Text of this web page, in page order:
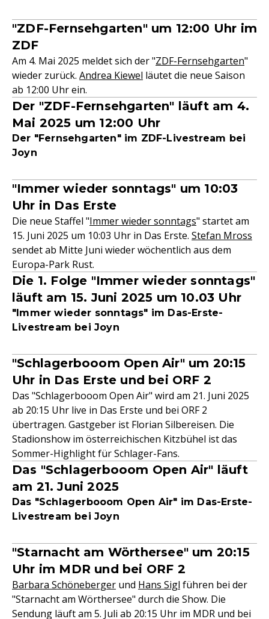
"ZDF-Fernsehgarten" um 12:00 Uhr im
ZDF
Am 4. Mai 2025 meldet sich der "ZDF-Fernsehgarten"
wieder zurück. Andrea Kiewel läutet die neue Saison
ab 12:00 Uhr ein.
Der "ZDF-Fernsehgarten" läuft am 4.
Mai 2025 um 12:00 Uhr
Der "Fernsehgarten" im ZDF-Livestream bei
Joyn
"Immer wieder sonntags" um 10:03
Uhr in Das Erste
Die neue Staffel "Immer wieder sonntags" startet am
15. Juni 2025 um 10:03 Uhr in Das Erste. Stefan Mross
sendet ab Mitte Juni wieder wöchentlich aus dem
Europa-Park Rust.
Die 1. Folge "Immer wieder sonntags"
läuft am 15. Juni 2025 um 10.03 Uhr
"Immer wieder sonntags" im Das-Erste-
Livestream bei Joyn
"Schlagerbooom Open Air" um 20:15
Uhr in Das Erste und bei ORF 2
Das "Schlagerbooom Open Air" wird am 21. Juni 2025
ab 20:15 Uhr live in Das Erste und bei ORF 2
übertragen. Gastgeber ist Florian Silbereisen. Die
Stadionshow im österreichischen Kitzbühel ist das
Sommer-Highlight für Schlager-Fans.
Das "Schlagerbooom Open Air" läuft
am 21. Juni 2025
Das "Schlagerbooom Open Air" im Das-Erste-
Livestream bei Joyn
"Starnacht am Wörthersee" um 20:15
Uhr im MDR und bei ORF 2
Barbara Schöneberger und Hans Sigl führen bei der
"Starnacht am Wörthersee" durch die Show. Die
Sendung läuft am 5. Juli ab 20:15 Uhr im MDR und bei